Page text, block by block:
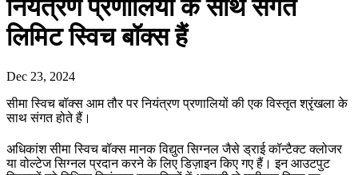
नियंत्रण प्रणालियों के साथ संगत
लिमिट स्विच बॉक्स हैं
Dec 23, 2024
सीमा स्विच बॉक्स आम तौर पर नियंत्रण प्रणालियों की एक विस्तृत श्रृंखला के
साथ संगत होते हैं।
अधिकांश सीमा स्विच बॉक्स मानक विद्युत सिग्नल जैसे ड्राई कॉन्टैक्ट क्लोजर
या वोल्टेज सिग्नल प्रदान करने के लिए डिज़ाइन किए गए हैं। इन आउटपुट